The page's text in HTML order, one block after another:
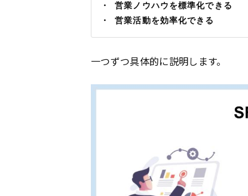
・ 営業ノウハウを標準化できる
・ 営業活動を効率化できる
一つずつ具体的に説明します。